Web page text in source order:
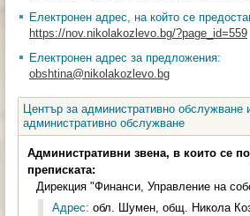
Електронен адрес, на който се
https://nov.nikolakozlevo.bg/?page_id=559
Електронен адрес за предложения:
obshtina@nikolakozlevo.bg
Център за административно обслужване
административно обслужване
Административни звена, в които се
преписката:
Дирекция "Финанси, Управление на
Адрес: обл. Шумен, общ. Никола